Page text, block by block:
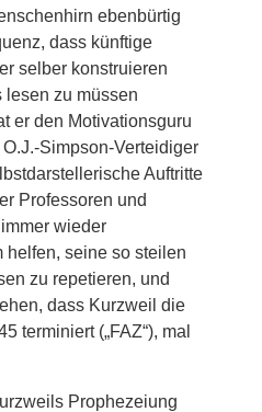
ebenbürtig
dass künftige
selber konstruieren
lesen zu müssen
er den Motivationsguru
Simpson-Verteidiger
Auftritte
Professoren und
wieder
helfen, seine so steilen
zu repetieren, und
dass Kurzweil die
terminiert („FAZ“), mal
Prophezeiung